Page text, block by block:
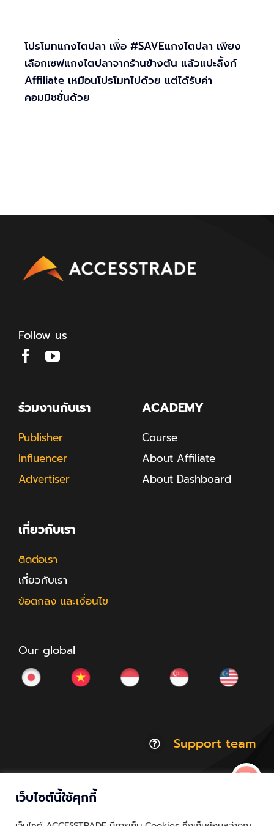
โปรโมทแกงไตปลา เพื่อ #SAVEแกงไตปลา เพียง
เลือกเซฟแกงไตปลาจากร้านข้างต้น แล้วแปะลิ้งก์
Affiliate เหมือนโปรโมทไปด้วย แต่ได้รับค่า
คอมมิชชั่นด้วย
Follow us
ร่วมงานกับเรา
Publisher
Influencer
Advertiser
ACADEMY
Course
About Affiliate
About Dashboard
เกี่ยวกับเรา
ติดต่อเรา
เกี่ยวกับเรา
ข้อตกลง และเงื่อนไข
Our global
Support team
เว็บไซต์นี้ใช้คุกกี้